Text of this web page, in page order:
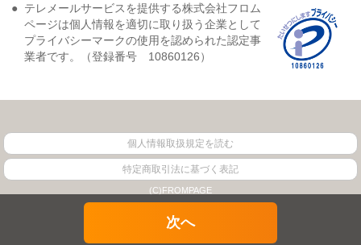
● テレメールサービスを提供する株式会社フロム
ページは個人情報を適切に取り扱う企業として
プライバシーマークの使用を認められた認定事
業者です。（登録番号 10860126）
個人情報取扱規定を読む
特定商取引法に基づく表記
(C)FROMPAGE